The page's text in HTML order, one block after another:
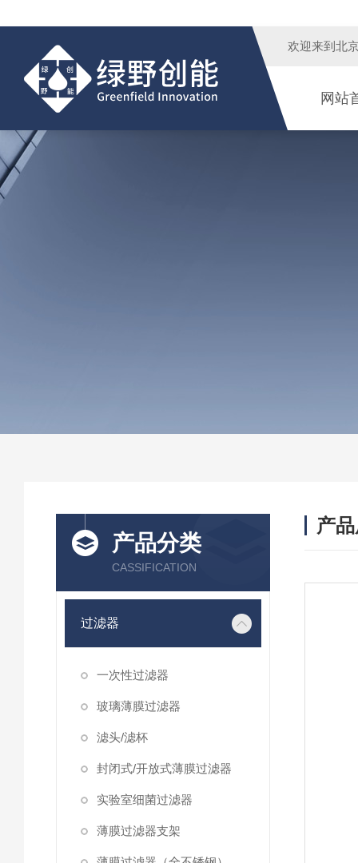
欢迎来到 北
网站
产品分类
CASSIFICATION
过滤器
一次性过滤器
玻璃薄膜过滤器
滤头/滤杯
封闭式/开放式薄膜过滤器
实验室细菌过滤器
薄膜过滤器支架
产